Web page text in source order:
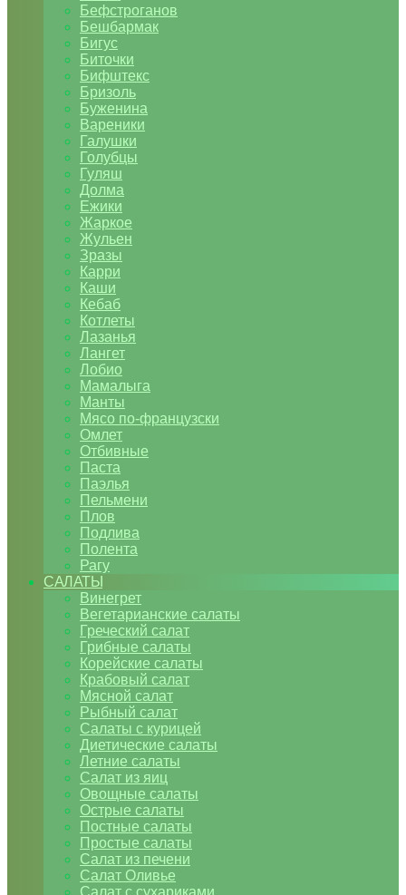
Бефстроганов
Бешбармак
Бигус
Биточки
Бифштекс
Бризоль
Буженина
Вареники
Галушки
Голубцы
Гуляш
Долма
Ежики
Жаркое
Жульен
Зразы
Карри
Каши
Кебаб
Котлеты
Лазанья
Лангет
Лобио
Мамалыга
Манты
Мясо по-французски
Омлет
Отбивные
Паста
Паэлья
Пельмени
Плов
Подлива
Полента
Рагу
САЛАТЫ
Винегрет
Вегетарианские салаты
Греческий салат
Грибные салаты
Корейские салаты
Крабовый салат
Мясной салат
Рыбный салат
Салаты с курицей
Диетические салаты
Летние салаты
Салат из яиц
Овощные салаты
Острые салаты
Постные салаты
Простые салаты
Салат из печени
Салат Оливье
Салат с сухариками